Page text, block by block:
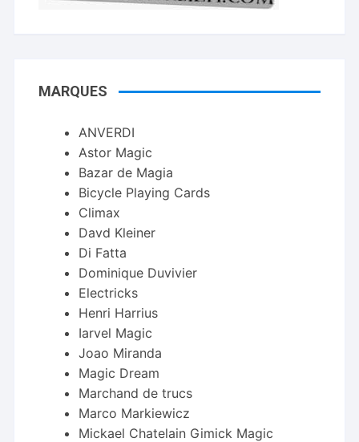
MARQUES
ANVERDI
Astor Magic
Bazar de Magia
Bicycle Playing Cards
Climax
Davd Kleiner
Di Fatta
Dominique Duvivier
Electricks
Henri Harrius
Iarvel Magic
Joao Miranda
Magic Dream
Marchand de trucs
Marco Markiewicz
Mickael Chatelain Gimick Magic